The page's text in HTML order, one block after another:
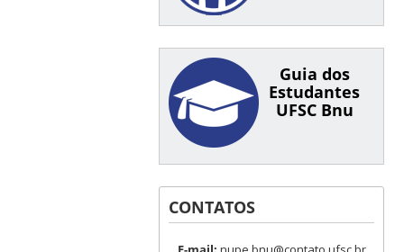
Guia dos
Estudantes
UFSC Bnu
CONTATOS